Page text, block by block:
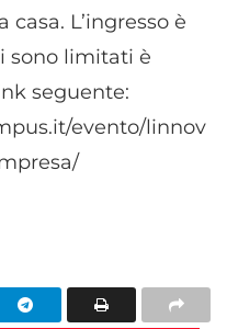
L’ingresso è
sono limitati è
seguente:
evento/linnov